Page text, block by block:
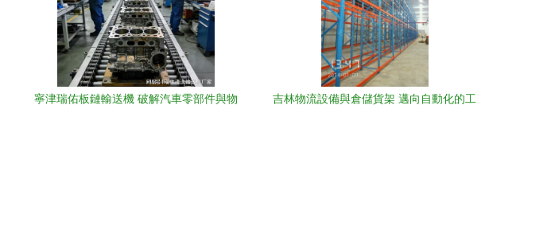
寧津瑞佑板鏈輸送機 破解汽車零部件與物
吉林物流設備與倉儲貨架 邁向自動化的工